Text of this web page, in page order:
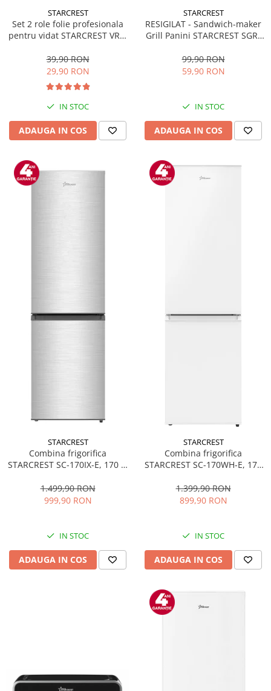
STARCREST
Set 2 role folie profesionala
pentru vidat STARCREST VRL-
reutilizabile, sous vide,
lavabile in masina de spalat,
fara BPA, transparent
39,90 RON
29,90 RON
IN STOC
ADAUGA IN COS
STARCREST
RESIGILAT - Sandwich-maker
Grill Panini STARCREST SGR-
nonaderente, Deschidere
180°, Suprafata de gatire 23 x
99,90 RON
59,90 RON
IN STOC
ADAUGA IN COS
STARCREST
Combina frigorifica
STARCREST SC-170IX-E, 170 L,
reglabil, Iluminare LED,
Suprafata Inox antiamprenta,
1.499,90 RON
999,90 RON
IN STOC
ADAUGA IN COS
STARCREST
Combina frigorifica
STARCREST SC-170WH-E, 170
Termostat reglabil, Iluminare
LED, Picioare ajustabile, Usi
1.399,90 RON
899,90 RON
IN STOC
ADAUGA IN COS